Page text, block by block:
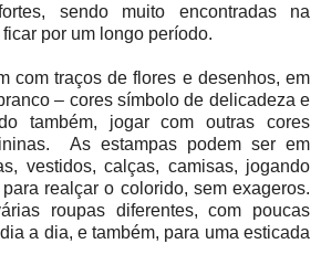
sendo muito encontradas na
por um longo período.
com traços de flores e desenhos, em
– cores símbolo de delicadeza e
também, jogar com outras cores
As estampas podem ser em
vestidos, calças, camisas, jogando
realçar o colorido, sem exageros.
roupas diferentes, com poucas
a dia, e também, para uma esticada